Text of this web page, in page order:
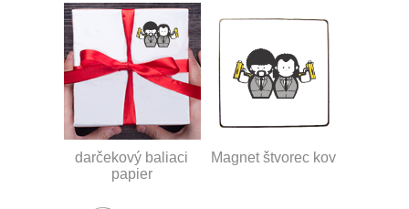
darčekový baliaci
papier
Magnet štvorec kov